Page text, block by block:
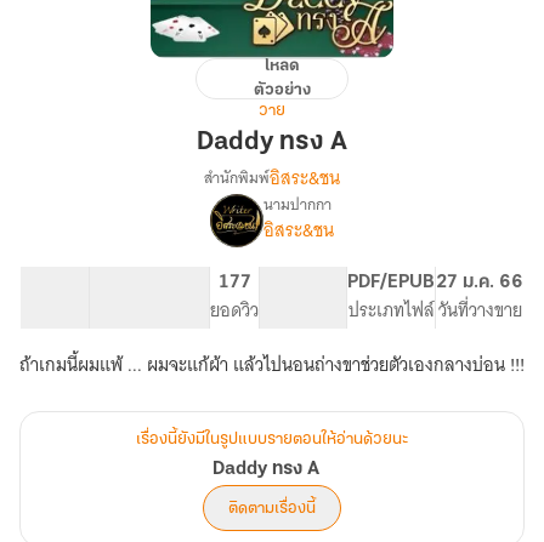
Daddy
โหลด
ตัวอย่าง
วาย
Daddy ทรง A
เรื่อง Daddy
ทรง
สำนักพิมพ์อิสระ&ชน
นามปากกา
อิสระ&ชน
177
ยอดวิว
PDF/EPUB
ประเภทไฟล์
27 ม.ค. 66
วันที่วางขาย
ถ้าเกมนี้ผมแพ้ ... ผมจะแก้ผ้า แล้วไปนอนถ่างขาช่วยตัวเองกลางบ่อน !!!
เรื่องนี้ยังมีในรูปแบบรายตอนให้อ่านด้วยนะ
Daddy ทรง A
ติดตามเรื่องนี้